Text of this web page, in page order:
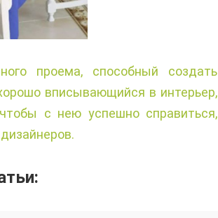
проема, способный создать
вписывающийся в интерьер,
с нею успешно справиться,